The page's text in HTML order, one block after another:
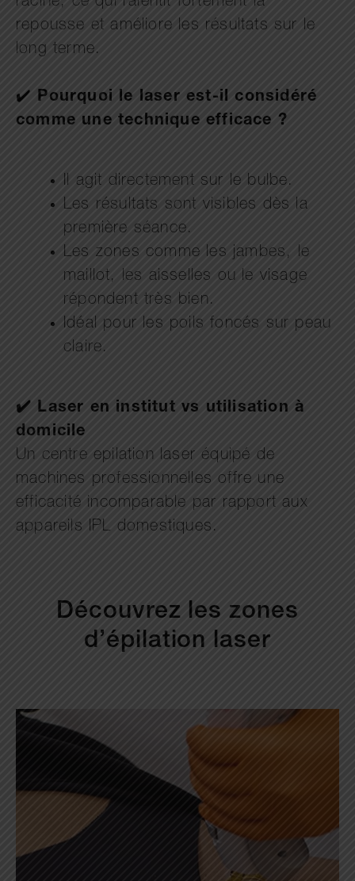
repousse et améliore les résultats sur le
long terme.
✔️ Pourquoi le laser est-il considéré
comme une technique efficace ?
Il agit directement sur le bulbe.
Les résultats sont visibles dès la
première séance.
Les zones comme les jambes, le
maillot, les aisselles ou le visage
répondent très bien.
Idéal pour les poils foncés sur peau
claire.
✔️ Laser en institut vs utilisation à
domicile
Un centre epilation laser équipé de
machines professionnelles offre une
efficacité incomparable par rapport aux
appareils IPL domestiques.
Découvrez les zones
d’épilation laser